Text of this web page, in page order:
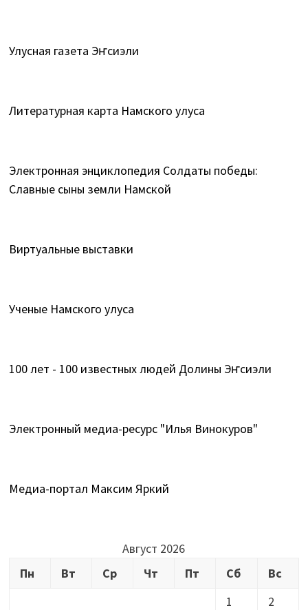
Улусная газета Эҥсиэли
Литературная карта Намского улуса
Электронная энциклопедия Солдаты победы:
Славные сыны земли Намской
Виртуальные выставки
Ученые Намского улуса
100 лет - 100 известных людей Долины Эҥсиэли
Электронный медиа-ресурс "Илья Винокуров"
Медиа-портал Максим Яркий
Август 2026
Пн
Вт Ср Чт Пт Сб
Вс
1
2